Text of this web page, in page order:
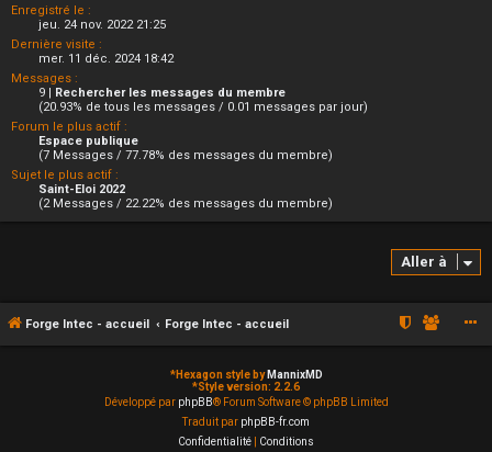
Enregistré le :
jeu. 24 nov. 2022 21:25
Dernière visite :
mer. 11 déc. 2024 18:42
Messages :
9 | Rechercher les messages du membre
(20.93% de tous les messages / 0.01 messages par jour)
Forum le plus actif :
Espace publique
(7 Messages / 77.78% des messages du membre)
Sujet le plus actif :
Saint-Eloi 2022
(2 Messages / 22.22% des messages du membre)
Aller à
Forge Intec - accueil Forge Intec - accueil
*Hexagon style by MannixMD
*Style version: 2.2.6
Développé par phpBB® Forum Software © phpBB Limited
Traduit par phpBB-fr.com
Confidentialité
Conditions